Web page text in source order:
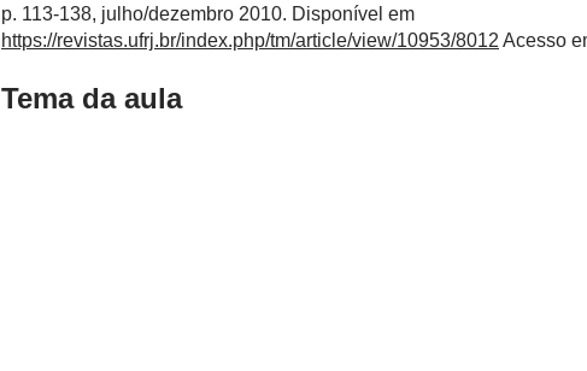
p. 113-138, julho/dezembro 2010. Disponível em
https://revistas.ufrj.br/index.php/tm/article/view/10953/8012 Acesso
Tema da aula